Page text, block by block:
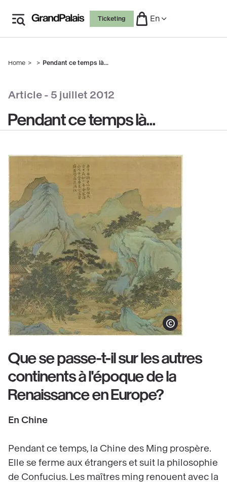
main
Ticketing En
Breadcrumb
Home Pendant ce temps là...
Article - 5 juillet 2012
Pendant ce temps là...
Show copyright
Que se passe-t-il sur les autres
continents à l'époque de la
Renaissance en Europe?
En Chine
Pendant ce temps, la Chine des Ming prospère.
Elle se ferme aux étrangers et suit la philosophie
de Confucius. Les maîtres ming renouent avec la